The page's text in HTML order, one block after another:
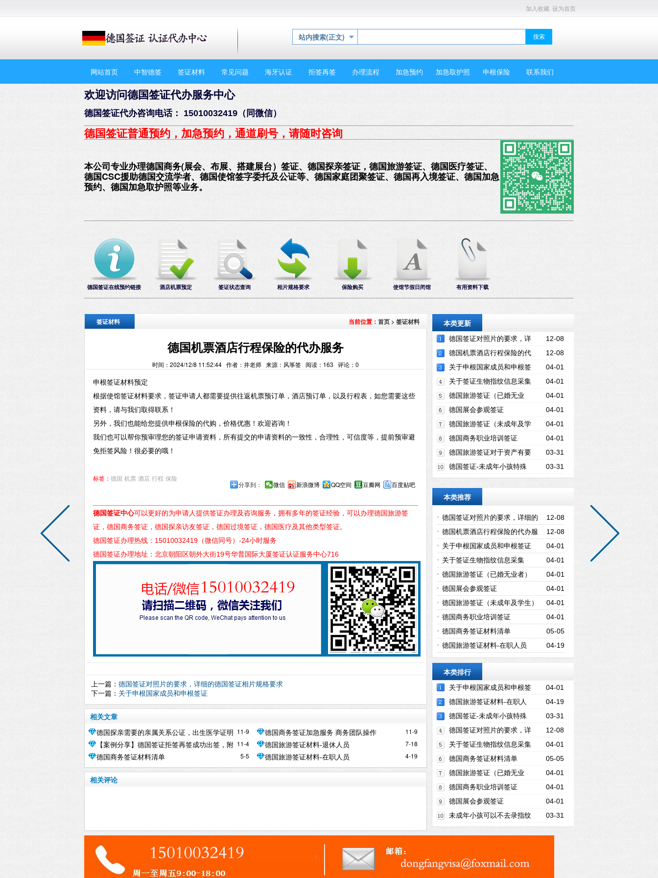
加入收藏 设为首页
站内搜索(正文)
网站首页 中智德签 签证材料 常见问题 海牙认证 拒签再签 办理流程 加急预约 加急取护照 申根保险 联系我们
欢迎访问德国签证代办服务中心
德国签证代办咨询电话： 15010032419（同微信）
德国签证普通预约，加急预约 ，通道刷号，请随时咨询
本公司专业办理德国商务(展会、布展、搭建展台）签证、德国探亲签证，德国旅游签证、德国医疗签证、
德国CSC援助德国交流学者、德国使馆签字委托及公证等、德国家庭团聚签证、德国再入境签证、德国加急
预约、德国加急取护照等业务。
德国签证在线预约链接 酒店机票预定 签证状态查询 相片规格要求 保险购买 使馆节假日闭馆 有用资料下载
签证材料 当前位置： 首页 > 签证材料
德国机票酒店行程保险的代办服务
时间：2024/12/8 11:52:44 作者：井老师 来源：风筝签 阅读： 163 评论： 0
申根签证材料预定
根据使馆签证材料要求，签证申请人都需要提供往返机票预订单，酒店预订单，以及行程表，如您需要这些
资料，请与我们取得联系！
另外，我们也能给您提供申根保险的代购，价格优惠！欢迎咨询！
我们也可以帮你预审理您的签证申请资料，所有提交的申请资料的一致性，合理性，可信度等，提前预审避
免拒签风险！很必要的哦！
标签： 德国 机票 酒店 行程 保险
分享到： 微信 新浪微博 QQ空间 豆瓣网 百度贴吧
德国签证中心可以更好的为申请人提供签证办理及咨询服务，拥有多年的签证经验，可以办理德国旅游签
证，德国商务签证，德国探亲访友签证，德国过境签证，德国医疗及其他类型签证。
德国签证办理热线：15010032419（微信同号）-24小时服务
德国签证办理地址：北京朝阳区朝外大街19号华普国际大厦签证认证服务中心716
上一篇： 德国签证对照片的要求，详细的德国签证相片规格要求
下一篇： 关于申根国家成员和申根签证
相关文章
11-9
德国探亲需要的亲属关系公证，出生医学证明
公证，结婚证公证和海牙认证 要求和办理
11-9
德国商务签证加急服务 商务团队操作
11-4
【案例分享】德国签证拒签再签成功出签，附
德国商务&旅游签证资料清单！
7-18
德国旅游签证材料-退休人员
5-5
德国商务签证材料清单 4-19
德国旅游签证材料-在职人员
相关评论
本类更新
12-08
德国签证对照片的要求，详
细的德国签证相片规格要求 12-08
德国机票酒店行程保险的代
办服务 04-01
关于申根国家成员和申根签
证 04-01
关于签证生物指纹信息采集
04-01
德国旅游签证（已婚无业
者） 04-01
德国展会参观签证
04-01
德国旅游签证（未成年及学
生） 04-01
德国商务职业培训签证
03-31
德国旅游签证对于资产有要
求吗？ 03-31
德国签证-未成年小孩特殊
资料
本类推荐
12-08
德国签证对照片的要求，详细的
德国签证相片规格要求 12-08
德国机票酒店行程保险的代办服
务 04-01
关于申根国家成员和申根签证
04-01
关于签证生物指纹信息采集
04-01
德国旅游签证（已婚无业者）
04-01
德国展会参观签证
04-01
德国旅游签证（未成年及学生）
04-01
德国商务职业培训签证
05-05
德国商务签证材料清单
04-19
德国旅游签证材料-在职人员
本类排行
04-01
关于申根国家成员和申根签
证 04-19
德国旅游签证材料-在职人
员 03-31
德国签证-未成年小孩特殊
资料 12-08
德国签证对照片的要求，详
细的德国签证相片规格要求 04-01
关于签证生物指纹信息采集
05-05
德国商务签证材料清单
04-01
德国旅游签证（已婚无业
者） 04-01
德国商务职业培训签证
04-01
德国展会参观签证
03-31
未成年小孩可以不去录指纹
吗？